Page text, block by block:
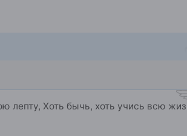
лепту, Хоть бычь, хоть учись всю